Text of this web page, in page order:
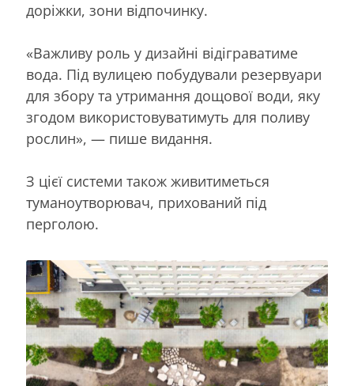
доріжки, зони відпочинку.
«Важливу роль у дизайні відіграватиме
вода. Під вулицею побудували резервуари
для збору та утримання дощової води, яку
згодом використовуватимуть для поливу
рослин», — пише видання.
З цієї системи також живитиметься
туманоутворювач, прихований під
перголою.